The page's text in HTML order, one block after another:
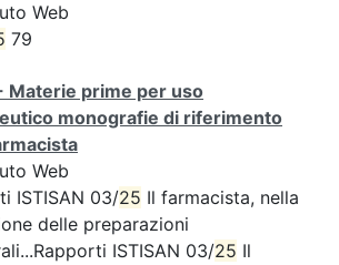
Web
79
Materie prime per uso
monografie di riferimento
Web
ISTISAN 03/25 Il farmacista, nella
delle preparazioni
ISTISAN 03/25 Il